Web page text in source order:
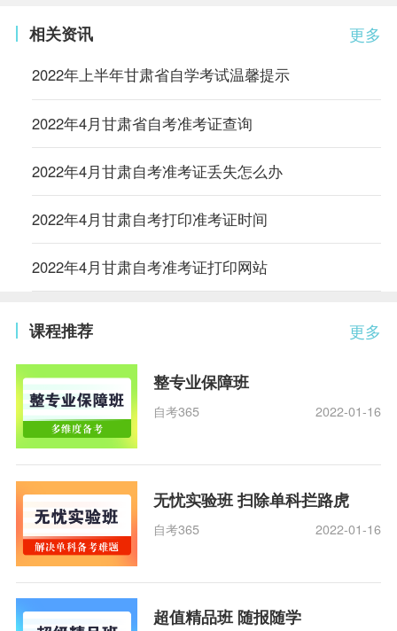
更多
相关资讯
2022年上半年甘肃省自学考试温馨提示
2022年4月甘肃省自考准考证查询
2022年4月甘肃自考准考证丢失怎么办
2022年4月甘肃自考打印准考证时间
2022年4月甘肃自考准考证打印网站
更多
课程推荐
整专业保障班
自考365 2022-01-16
无忧实验班 扫除单科拦路虎
自考365 2022-01-16
超值精品班 随报随学